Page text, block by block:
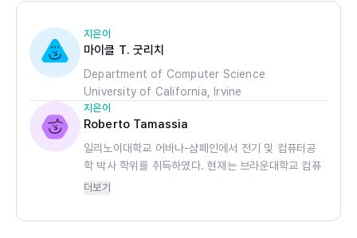
지은이
마이클 T. 굿리치
Department of Computer Science
University of California, Irvine
지은이
Roberto Tamassia
일리노이대학교 어바나-샴페인에서 전기 및 컴퓨터공
학 박사 학위를 취득하였다. 현재는 브라운대학교 컴퓨
터공학과 교수로 재직하며, 컴퓨터과학과 학과장 및 기
정보 보안, 암호화, 알고리즘 설계와 구현, 그래프 이
더보기